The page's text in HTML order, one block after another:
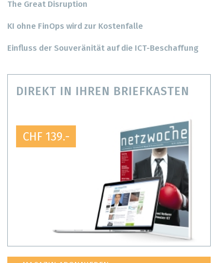
The Great Disruption
KI ohne FinOps wird zur Kostenfalle
Einfluss der Souveränität auf die ICT-Beschaffung
DIREKT IN IHREN BRIEFKASTEN
CHF 139.-